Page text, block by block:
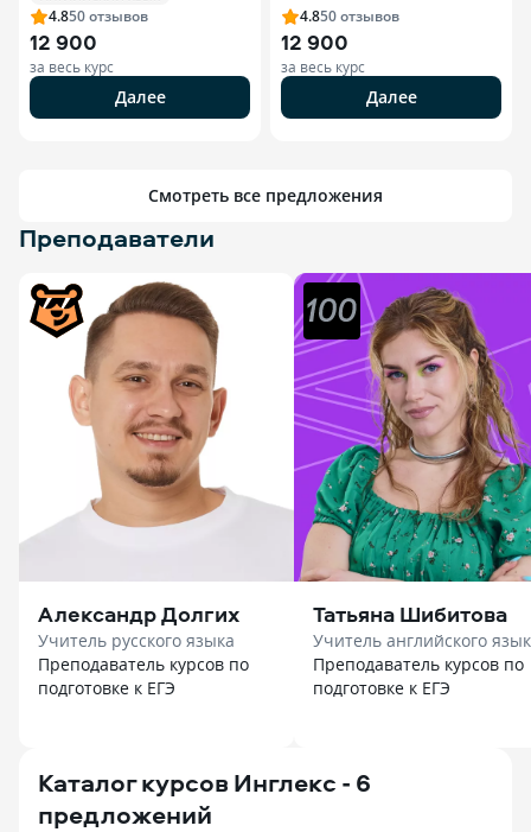
4.850отзывов
12 900
за весь курс
Далее
4.850отзывов
12 900
за весь курс
Далее
Смотреть все предложения
Преподаватели
Александр Долгих
Учитель русского языка
Преподаватель курсов по
подготовке к ЕГЭ
Татьяна Шибитова
Учитель английского
Преподаватель курсов по
подготовке к ЕГЭ
Каталог курсов Инглекс - 6
предложений